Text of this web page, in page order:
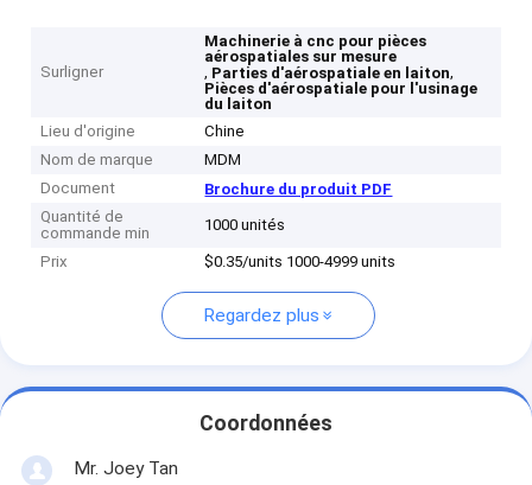
Surligner
Machinerie à cnc pour pièces
aérospatiales sur mesure
, Parties d'aérospatiale en laiton,
Pièces d'aérospatiale pour l'usinage
du laiton
Lieu d'origine
Chine
Nom de marque
MDM
Document
Brochure du produit PDF
Quantité de
commande min
1000 unités
Prix $0.35/units 1000-4999 units
Regardez plus
Coordonnées
Mr. Joey Tan